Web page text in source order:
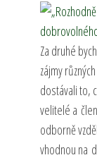
Za druhé
zájmy
dostávali to,
velitelé a
odborně
vhodnou na